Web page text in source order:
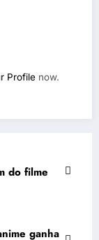
Profile now.
do filme
ganha